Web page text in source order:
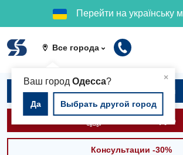
Перейти на українську
Все города
×
Ваш город Одесса?
Да Выбрать другой город
Записаться на приём
Вызвать скорую
Консультации -30%